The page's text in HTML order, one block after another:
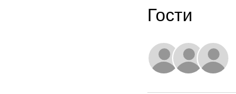
Гости